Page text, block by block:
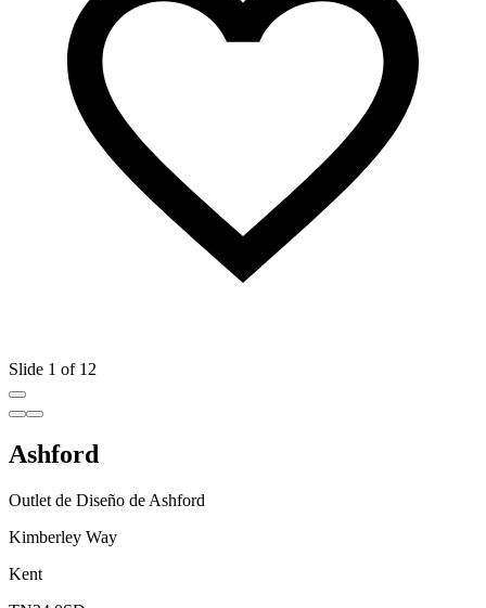
Slide 1 of 12
Ashford
Outlet de Diseño de Ashford
Kimberley Way
Kent